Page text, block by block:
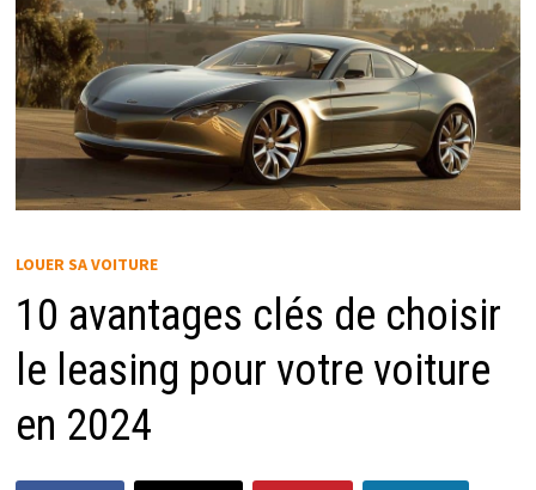
LOUER SA VOITURE
10 avantages clés de choisir
le leasing pour votre voiture
en 2024